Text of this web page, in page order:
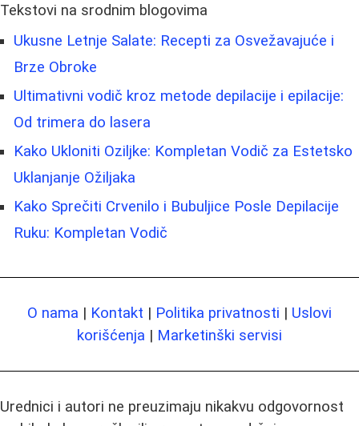
Tekstovi na srodnim blogovima
Ukusne Letnje Salate: Recepti za Osvežavajuće i
Brze Obroke
Ultimativni vodič kroz metode depilacije i epilacije:
Od trimera do lasera
Kako Ukloniti Oziljke: Kompletan Vodič za Estetsko
Uklanjanje Ožiljaka
Kako Sprečiti Crvenilo i Bubuljice Posle Depilacije
Ruku: Kompletan Vodič
O nama | Kontakt | Politika privatnosti | Uslovi
korišćenja | Marketinški servisi
Urednici i autori ne preuzimaju nikakvu odgovornost